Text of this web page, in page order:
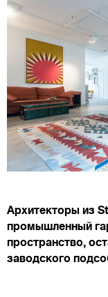
Архитекторы из
промышленный
пространство,
заводского